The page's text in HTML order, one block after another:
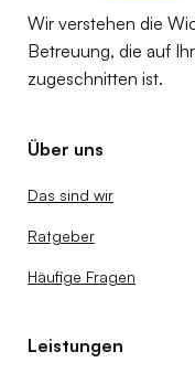
Wir verstehen die
Betreuung, die auf
zugeschnitten ist.
Über uns
Das sind wir
Ratgeber
Häufige Fragen
Leistungen